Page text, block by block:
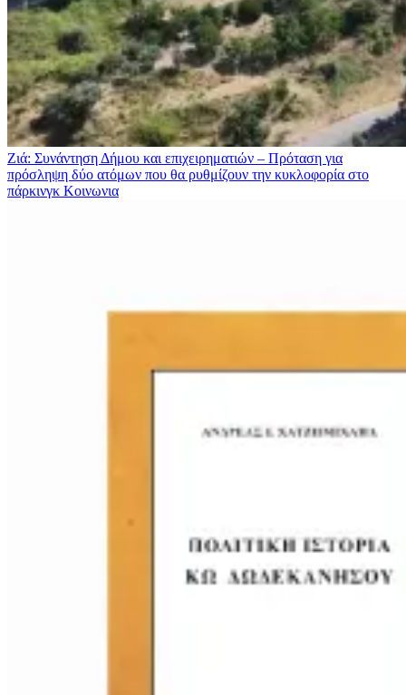
Ζιά: Συνάντηση Δήμου και επιχειρηματιών – Πρόταση για
πρόσληψη δύο ατόμων που θα ρυθμίζουν την κυκλοφορία στο
πάρκινγκ Κοινωνια